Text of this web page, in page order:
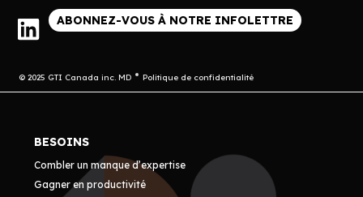
ABONNEZ-VOUS À NOTRE INFOLETTRE
© 2025 GTI Canada inc. MD Politique de confidentialité
BESOINS
Combler un manque d’expertise
Gagner en productivité